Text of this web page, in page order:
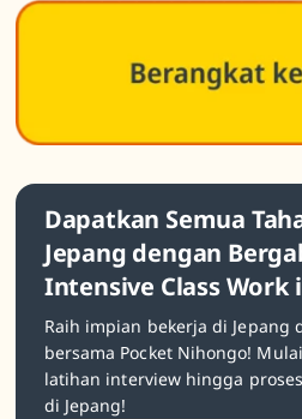
Dapatkan Semua
Jepang dengan
Intensive Class Work
Raih impian bekerja di Jepang
bersama Pocket Nihongo!
latihan interview hingga
di Jepang!